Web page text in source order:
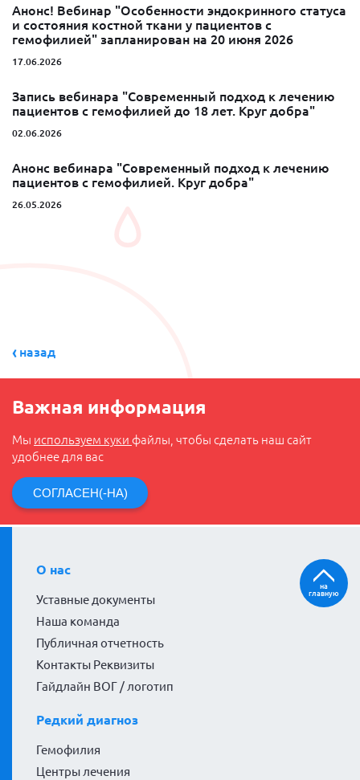
Анонс! Вебинар "Особенности эндокринного статуса
и состояния костной ткани у пациентов с
гемофилией" запланирован на 20 июня 2026
17.06.2026
Запись вебинара "Современный подход к лечению
пациентов с гемофилией до 18 лет. Круг добра"
02.06.2026
Анонс вебинара "Современный подход к лечению
пациентов с гемофилией. Круг добра"
26.05.2026
назад
Важная информация
Мы используем куки файлы, чтобы сделать наш сайт
удобнее для вас
СОГЛАСЕН(-НА)
О нас
Уставные документы
Наша команда
Публичная отчетность
Контакты Реквизиты
Гайдлайн ВОГ / логотип
Редкий диагноз
Гемофилия
Центры лечения
на
главную